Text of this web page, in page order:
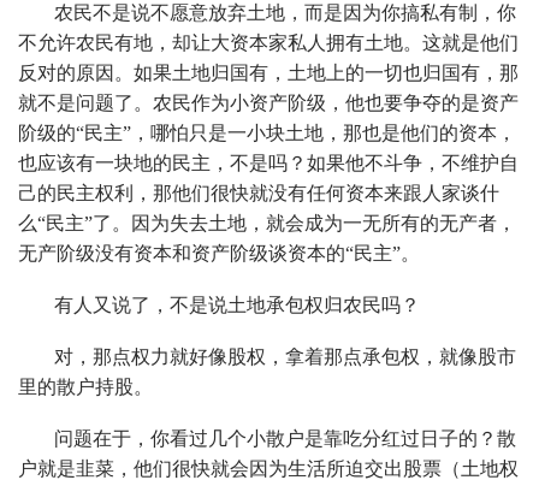
农民不是说不愿意放弃土地，而是因为你搞私有制，你
不允许农民有地，却让大资本家私人拥有土地。这就是他们
反对的原因。如果土地归国有，土地上的一切也归国有，那
就不是问题了。农民作为小资产阶级，他也要争夺的是资产
阶级的“民主”，哪怕只是一小块土地，那也是他们的资本，
也应该有一块地的民主，不是吗？如果他不斗争，不维护自
己的民主权利，那他们很快就没有任何资本来跟人家谈什
么“民主”了。因为失去土地，就会成为一无所有的无产者，
无产阶级没有资本和资产阶级谈资本的“民主”。
有人又说了，不是说土地承包权归农民吗？
对，那点权力就好像股权，拿着那点承包权，就像股市
里的散户持股。
问题在于，你看过几个小散户是靠吃分红过日子的？散
户就是韭菜，他们很快就会因为生活所迫交出股票（土地权